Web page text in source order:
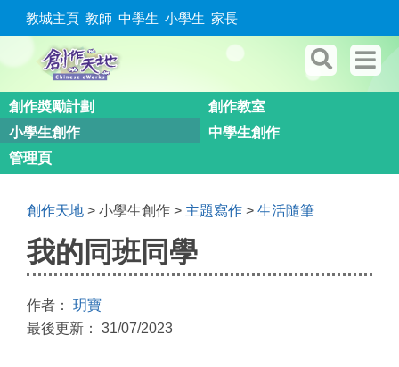
教城主頁 教師 中學生 小學生 家長
創作奬勵計劃
創作教室
小學生創作
中學生創作
管理頁
創作天地 > 小學生創作 > 主題寫作 > 生活隨筆
我的同班同學
作者： 玥寶
最後更新： 31/07/2023